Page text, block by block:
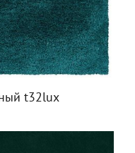
t32lux